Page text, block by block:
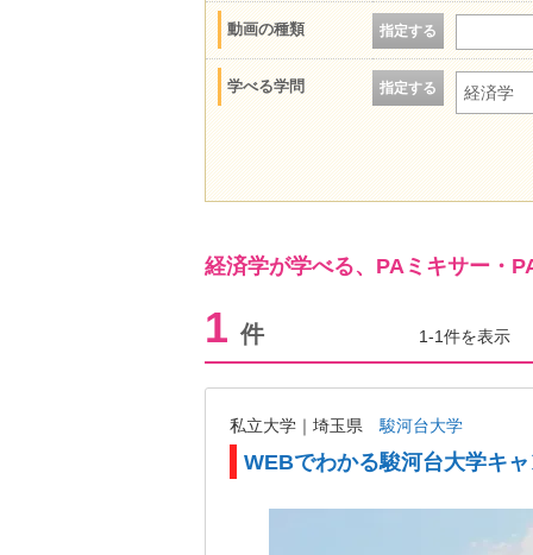
動画の種類 指定する
学べる学問 指定する 経済学
経済学が学べる、PAミキサー・
1 件 1-1件を表示
私立大学｜埼玉県 駿河台大学
WEBでわかる駿河台大学キ